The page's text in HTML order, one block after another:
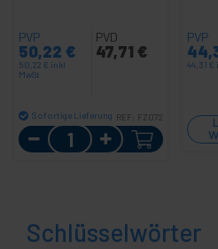
PVP
50,22 €
50,22 € inkl
MwSt
PVD
47,71 €
Sofortige Lieferung REF: FZ072
Menge
PVP
44,31 €
Schlüsselwörter